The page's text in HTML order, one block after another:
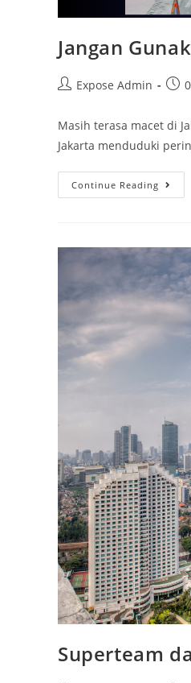
Jangan
Expose Admin
Masih terasa macet di
Jakarta menduduki
Continue Reading
Superteam